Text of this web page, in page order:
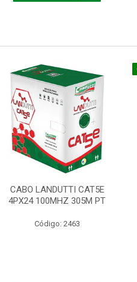
CABO LANDUTTI CAT5E
4PX24 100MHZ 305M PT
Código: 2463